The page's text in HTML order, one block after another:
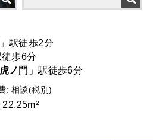
」駅徒歩2分
徒歩6分
虎ノ門 」駅徒歩6分
: 相談(税別)